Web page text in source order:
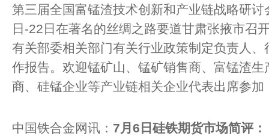
第三届全国富锰渣技术创新和产业链战略研
日-22日在著名的丝绸之路要道甘肃张掖市召
有关部委相关部门有关行业政策制定负责人
作报告。欢迎锰矿山、锰矿销售商、富锰渣
商、硅锰企业等产业链相关企业代表出席参加
中国铁合金网讯： 7 月6日硅铁期货市场简评：